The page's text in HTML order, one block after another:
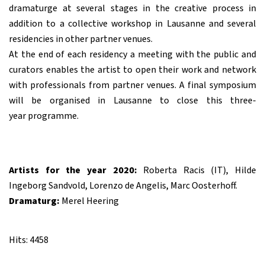
dramaturge at several stages in the creative process in
addition to a collective workshop in Lausanne and several
residencies in other partner venues.
At the end of each residency a meeting with the public and
curators enables the artist to open their work and network
with professionals from partner venues. A final symposium
will be organised in Lausanne to close this three-
year programme.
Artists for the year 2020: Roberta Racis (IT), Hilde
Ingeborg Sandvold, Lorenzo de Angelis, Marc Oosterhoff.
Dramaturg: Merel Heering
Hits: 4458